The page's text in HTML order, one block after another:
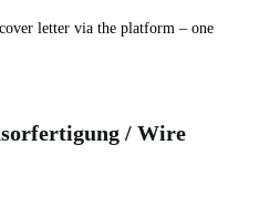
letter via the platform – one
/ Wire